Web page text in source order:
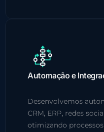
Automação e
Desenvolvemos
CRM, ERP, redes
otimizando